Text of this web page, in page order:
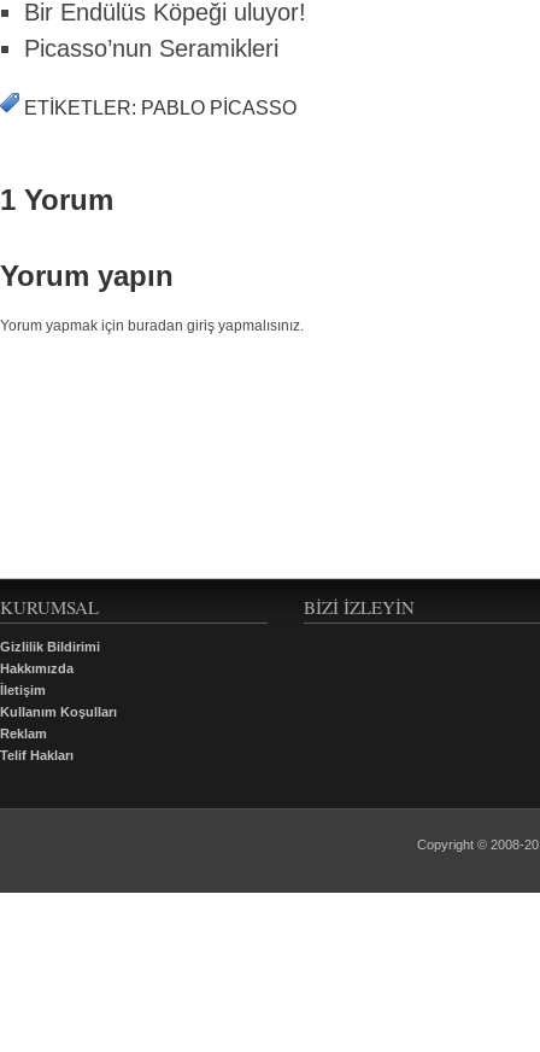
Bir Endülüs Köpeği uluyor!
Picasso’nun Seramikleri
ETIKETLER: PABLO PICASSO
1 Yorum
Yorum yapın
Yorum yapmak için buradan giriş yapmalısınız.
KURUMSAL
Gizlilik Bildirimi
Hakkımızda
İletişim
Kullanım Koşulları
Reklam
Telif Hakları
BIZI İZLEYIN
Copyright © 2008-